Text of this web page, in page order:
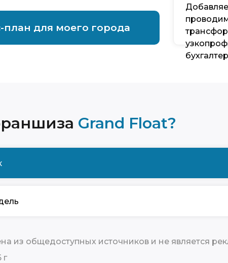
для моего города
Grand Float?
из общедоступных источников и не является
г